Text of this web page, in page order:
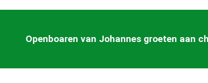
Openboaren van Johannes groeten aan